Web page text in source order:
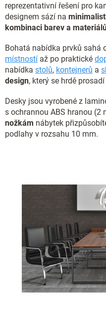
reprezentativní řešení pro
designem sází na
kombinaci barev a
Bohatá nabídka prvků sahá
místností až po praktické
nabídka stolů, kontejnerů a
design, který se hrdě
Desky jsou vyrobené z
s ochrannou ABS hranou (2
nožkám nábytek
podlahy v rozsahu 10 mm.